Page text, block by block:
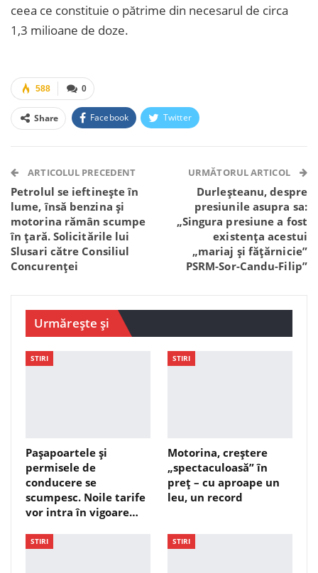
ceea ce constituie o pătrime din necesarul de circa
1,3 milioane de doze.
0
588
Share Facebook Twitter
Telegram WhatsApp Viber
ARTICOLUL PRECEDENT
Petrolul se ieftinește în
lume, însă benzina și
motorina rămân scumpe
în țară. Solicitările lui
Slusari către Consiliul
Concurenței
URMĂTORUL ARTICOL
Durleșteanu, despre
presiunile asupra sa:
„Singura presiune a fost
existența acestui
„mariaj și fățărnicie”
PSRM-Sor-Candu-Filip”
Urmărește și
STIRI
Pașapoartele și
permisele de
conducere se
scumpesc. Noile tarife
vor intra în vigoare…
STIRI
Motorina, creștere
„spectaculoasă” în
preț – cu aproape un
leu, un record
STIRI STIRI